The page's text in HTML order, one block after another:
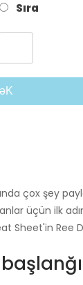
Sıra
çox şey
üçün ilk
Sheet'in Ree